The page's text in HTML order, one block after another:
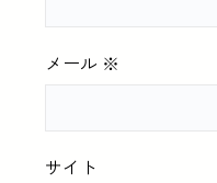
メール ※
サイト